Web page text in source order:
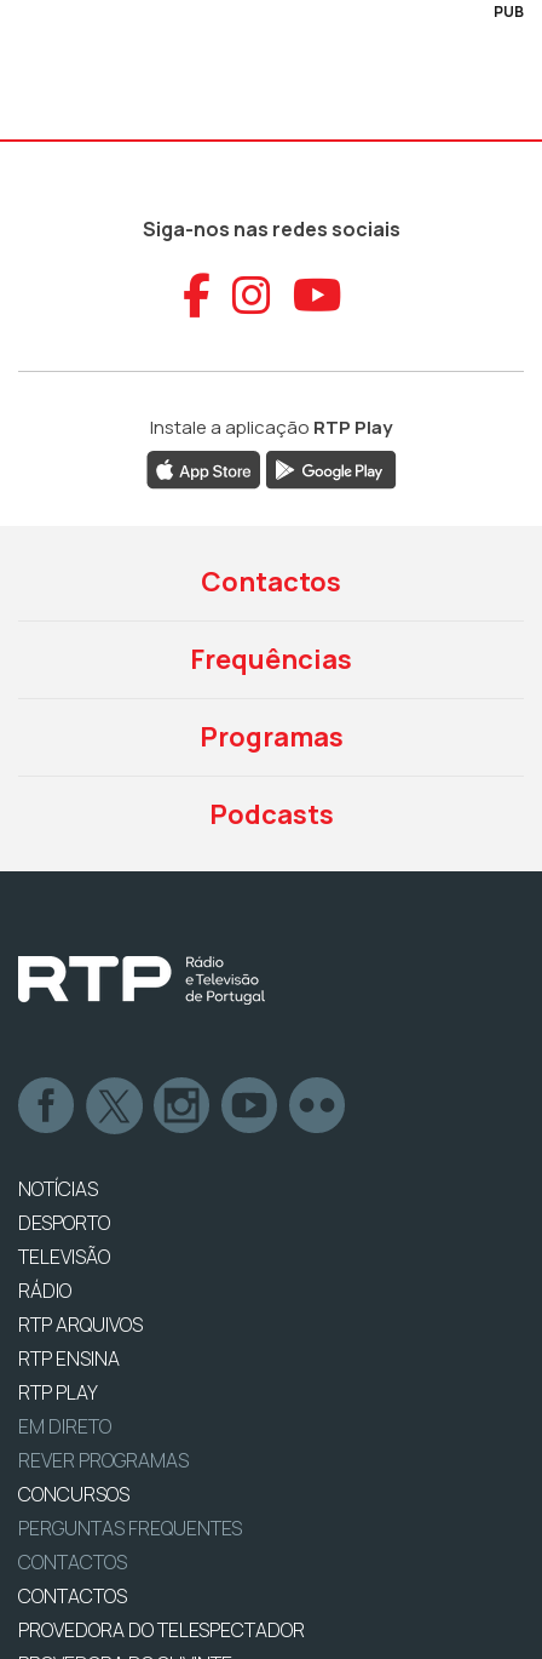
PUB
Siga-nos nas redes sociais
Aceder ao
Aceder ao
Aceder
Instale a aplicação RTP Play
Contactos
Frequências
Programas
Podcasts
NOTÍCIAS
DESPORTO
TELEVISÃO
RÁDIO
RTP ARQUIVOS
RTP ENSINA
RTP PLAY
EM DIRETO
REVER PROGRAMAS
CONCURSOS
PERGUNTAS FREQUENTES
CONTACTOS
CONTACTOS
PROVEDORA DO TELESPECTADOR